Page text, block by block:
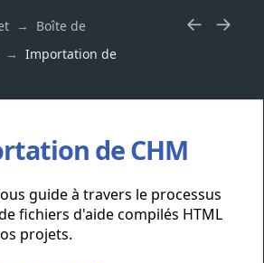
Boîte de
Importation de
de CHM
guide à travers le processus
fichiers d'aide compilés HTML
projets.